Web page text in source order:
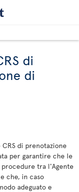
di
di
di prenotazione
per garantire che le
tra l'Agente
che, in caso
adeguato e